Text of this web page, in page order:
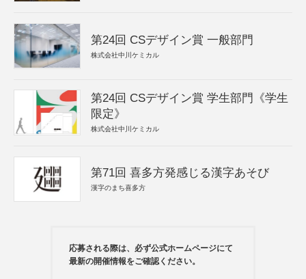
第24回 CSデザイン賞 一般部門
株式会社中川ケミカル
第24回 CSデザイン賞 学生部門《学生
限定》
株式会社中川ケミカル
第71回 喜多方発感じる漢字あそび
漢字のまち喜多方
応募される際は、必ず公式ホームページにて
最新の開催情報をご確認ください。